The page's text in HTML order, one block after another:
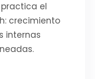
el
crecimiento
internas